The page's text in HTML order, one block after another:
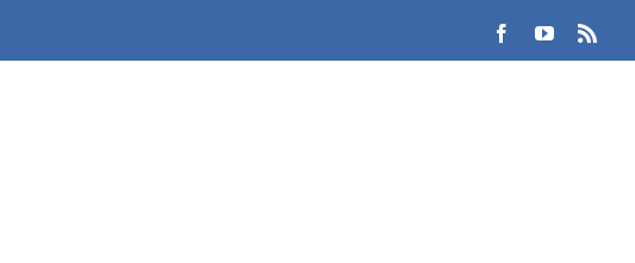
FacebookYouTube